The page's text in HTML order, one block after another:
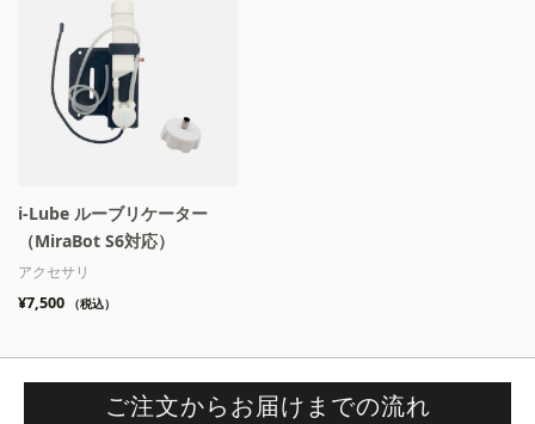
i-Lube ルーブリケーター
（MiraBot S6対応）
アクセサリ
¥7,500 （税込）
ご注文からお届けまでの流れ